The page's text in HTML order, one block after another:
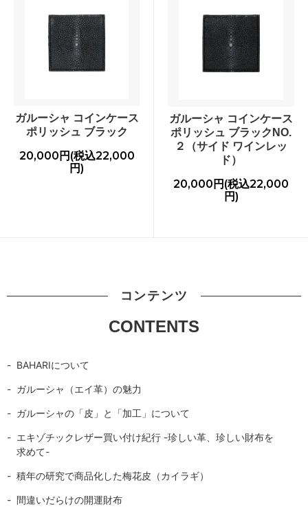
ガルーシャ コインケース
ポリッシュ ブラック
20,000円(税込22,000
円)
ガルーシャ コインケース
ポリッシュ ブラックNO.
２（サイド ワインレッ
ド）
20,000円(税込22,000
円)